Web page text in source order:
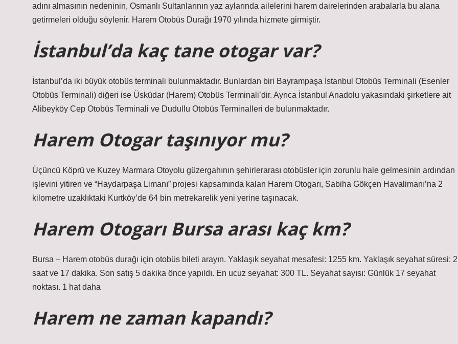
adını almasının nedeninin, Osmanlı Sultanlarının yaz aylarında ailelerini harem dairelerinden arabalarla bu alana
getirmeleri olduğu söylenir. Harem Otobüs Durağı 1970 yılında hizmete girmiştir.
İstanbul’da kaç tane otogar var?
İstanbul’da iki büyük otobüs terminali bulunmaktadır. Bunlardan biri Bayrampaşa İstanbul Otobüs Terminali (Esenler
Otobüs Terminali) diğeri ise Üsküdar (Harem) Otobüs Terminali’dir. Ayrıca İstanbul Anadolu yakasındaki şirketlere ait
Alibeyköy Cep Otobüs Terminali ve Dudullu Otobüs Terminalleri de bulunmaktadır.
Harem Otogar taşınıyor mu?
Üçüncü Köprü ve Kuzey Marmara Otoyolu güzergahının şehirlerarası otobüsler için zorunlu hale gelmesinin ardından
işlevini yitiren ve “Haydarpaşa Limanı” projesi kapsamında kalan Harem Otogarı, Sabiha Gökçen Havalimanı’na 2
kilometre uzaklıktaki Kurtköy’de 64 bin metrekarelik yeni yerine taşınacak.
Harem Otogarı Bursa arası kaç km?
Bursa – Harem otobüs durağı için otobüs bileti arayın. Yaklaşık seyahat mesafesi: 1255 km. Yaklaşık seyahat süresi: 2
saat ve 17 dakika. Son satış 5 dakika önce yapıldı. En ucuz seyahat: 300 TL. Seyahat sayısı: Günlük 17 seyahat
noktası. 1 hat daha
Harem ne zaman kapandı?